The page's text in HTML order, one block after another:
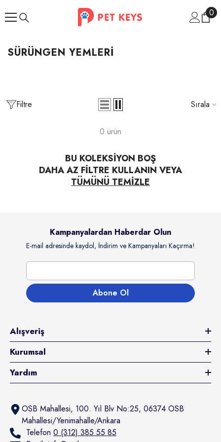
00
SÜRÜNGEN YEMLERI
Kuzulu & Somonlu Ve
Yetişkin Köpek Konserve Yaş
400 Gr100.00TL
Sepete Ekle
Filtre Sırala
0 ürün
BU KOLEKSIYON BOŞ
DAHA AZ FILTRE KULLANIN VEYA
TÜMÜNÜ TEMIZLE
Kampanyalardan Haberdar Olun
E-mail adresinde kaydol, İndirim ve Kampanyaları Kaçırma!
Abone Ol
Alışveriş
Kurumsal
Yardım
OSB Mahallesi, 100. Yıl Blv No:25, 06374 OSB
Mahallesi/Yenimahalle/Ankara
Telefon 0 (312) 385 55 85